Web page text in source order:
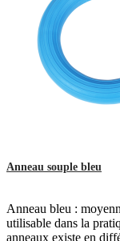
Anneau souple bleu
Anneau bleu :
utilisable dans la
anneaux existe en